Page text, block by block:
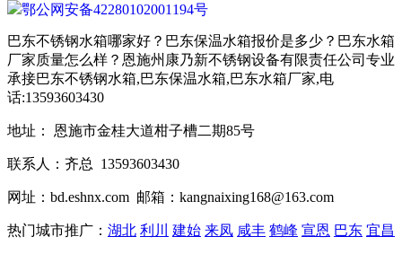
鄂公网安备42280102001194号
巴东不锈钢水箱哪家好？巴东保温水箱报价是多少？巴东水箱
厂家质量怎么样？恩施州康乃新不锈钢设备有限责任公司专业
承接巴东不锈钢水箱,巴东保温水箱,巴东水箱厂家,电
话:13593603430
地址： 恩施市金桂大道柑子槽二期85号
联系人：齐总 13593603430
网址：bd.eshnx.com 邮箱：kangnaixing168@163.com
热门城市推广： 湖北 利川 建始 来凤 咸丰 鹤峰 宣恩 巴东 宜昌